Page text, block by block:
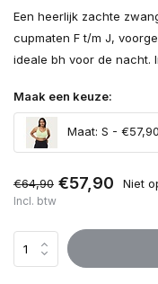
Een heerlijk zachte
cupmaten F t/m J,
ideale bh voor de nacht.
Maak een keuze:
Maat: S - €57,90
€64,90 €57,90 Niet
Incl. btw